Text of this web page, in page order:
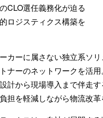
CLO選任義務化が迫る
ロジスティクス構築を
カーに属さない独立系ソ
ナーのネットワークを活用
計から現場導入まで伴走
担を軽減しながら物流改革